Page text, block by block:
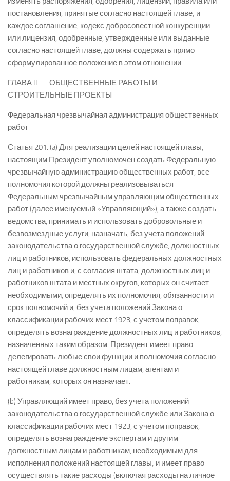
постановления, принятые согласно настоящей главе; и
каждое соглашение, кодекс добросовестной конкуренции
или лицензия, одобренные, утвержденные или выданные
согласно настоящей главе, должны содержать прямо
сформулированное положение в этом отношении.
ГЛАВА II — ОБЩЕСТВЕННЫЕ РАБОТЫ И
СТРОИТЕЛЬНЫЕ ПРОЕКТЫ
Федеральная чрезвычайная администрация общественных
работ
Статья 201. (a) Для реализации целей настоящей главы,
настоящим Президент уполномочен создать Федеральную
чрезвычайную администрацию общественных работ, все
полномочия которой должны реализовываться
Федеральным чрезвычайным управляющим общественных
работ (далее именуемый »Управляющий»), а также создать
ведомства, принимать и использовать добровольные и
безвозмездные услуги, назначать, без учета положений
законодательства о государственной службе, должностных
лиц и работников, использовать федеральных должностных
лиц и работников и, с согласия штата, должностных лиц и
работников штата и местных округов, которых он считает
необходимыми, определять их полномочия, обязанности и
срок полномочий и, без учета положений Закона о
классификации рабочих мест 1923, с учетом поправок,
определять вознаграждение должностных лиц и работников,
назначенных таким образом. Президент имеет право
делегировать любые свои функции и полномочия согласно
настоящей главе должностным лицам, агентам и
работникам, которых он назначает.
(b) Управляющий имеет право, без учета положений
законодательства о государственной службе или Закона о
классификации рабочих мест 1923, с учетом поправок,
определять вознаграждение экспертам и другим
должностным лицам и работникам, необходимым для
исполнения положений настоящей главы; и имеет право
осуществлять такие расходы (включая расходы на личное